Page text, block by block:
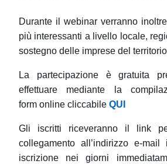
Durante il webinar verranno
più interessanti a livello locale,
sostegno delle imprese del
La partecipazione è gratuita
effettuare mediante la
form online cliccabile QUI
Gli iscritti riceveranno il link
collegamento all’indirizzo e-
iscrizione nei giorni